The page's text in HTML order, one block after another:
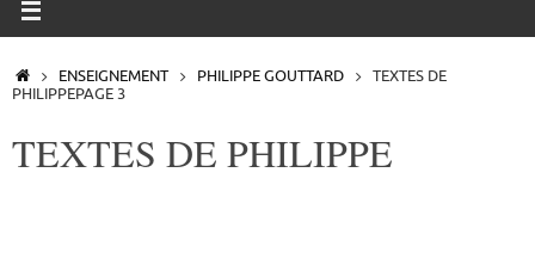
ACCUEIL
ENSEIGNEMENT PHILIPPE GOUTTARD
TEXTES DE
PHILIPPEPAGE 3
TEXTES DE PHILIPPE